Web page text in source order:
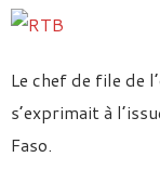
Le chef de file de
s’exprimait à
Faso.